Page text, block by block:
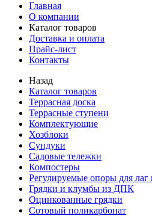
Главная
О компании
Каталог товаров
Доставка и оплата
Прайс-лист
Контакты
Назад
Каталог товаров
Террасная доска
Террасные ступени
Комплектующие
Хозблоки
Сундуки
Садовые тележки
Компостеры
Регулируемые опоры для лаг
Грядки и клумбы из ДПК
Оцинкованные грядки
Сотовый поликарбонат